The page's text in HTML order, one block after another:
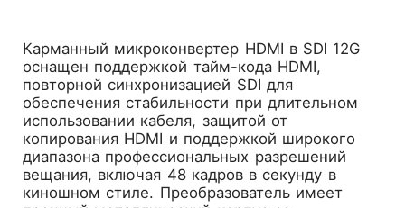
Карманный микроконвертер HDMI в SDI 12G
оснащен поддержкой тайм-кода HDMI,
повторной синхронизацией SDI для
обеспечения стабильности при длительном
использовании кабеля, защитой от
копирования HDMI и поддержкой широкого
диапазона профессиональных разрешений
вещания, включая 48 кадров в секунду в
киношном стиле. Преобразователь имеет